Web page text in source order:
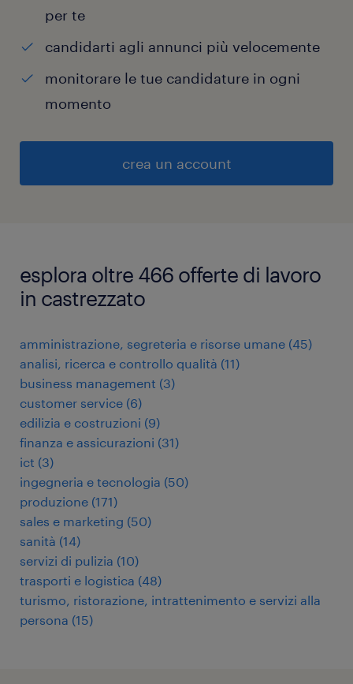
per te
candidarti agli annunci più velocemente
monitorare le tue candidature in ogni
momento
crea un account
esplora oltre 466 offerte di lavoro
in castrezzato
amministrazione, segreteria e risorse umane (45)
analisi, ricerca e controllo qualità (11)
business management (3)
customer service (6)
edilizia e costruzioni (9)
finanza e assicurazioni (31)
ict (3)
ingegneria e tecnologia (50)
produzione (171)
sales e marketing (50)
sanità (14)
servizi di pulizia (10)
trasporti e logistica (48)
turismo, ristorazione, intrattenimento e servizi alla
persona (15)